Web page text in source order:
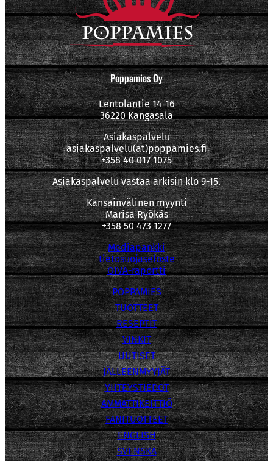
Poppamies Oy
Lentolantie 14-16
36220 Kangasala
Asiakaspalvelu
asiakaspalvelu(at)poppamies.fi
+358 40 017 1075
Asiakaspalvelu vastaa arkisin klo 9-15.
Kansainvälinen myynti
Marisa Ryökäs
+358 50 473 1277
Mediapankki
tietosuojaseloste
OIVA-raportti
POPPAMIES
TUOTTEET
RESEPTIT
VINKIT
UUTISET
JÄLLEENMYYJÄT
YHTEYSTIEDOT
AMMATTIKEITTIÖ
FANITUOTTEET
ENGLISH
SVENSKA